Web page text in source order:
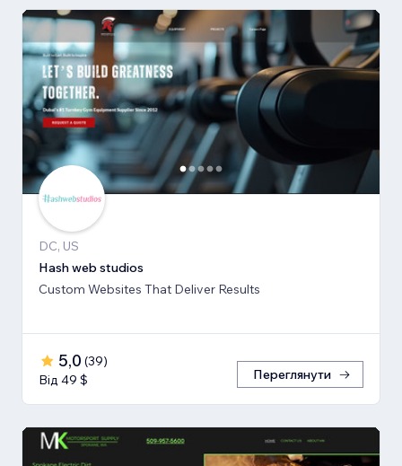
DC, US
Hash web studios
Custom Websites That Deliver Results
5,0 (39)
Від 49 $
Переглянути